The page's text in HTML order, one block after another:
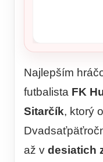
Najlepším
futbalista FK
Sitarčík, ktorý
až v desiatich